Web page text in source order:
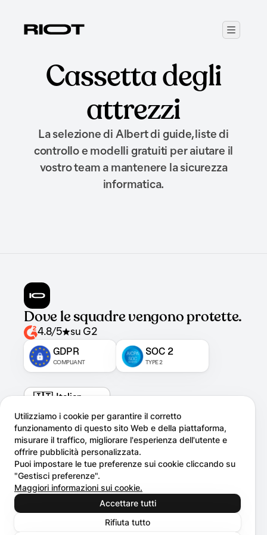
Cassetta degli
attrezzi
La selezione di Albert di guide, liste di
controllo e modelli gratuiti per aiutare il
vostro team a mantenere la sicurezza
informatica.
Dove le squadre vengono protette.
4.8/5 su G2
GDPR
COMPLIANT
SOC 2
TYPE 2
Piattaforma
Consapevolezza
Studio
Simulazione
Azienda
Su di noi
Sicurezza
Privacy Policy Cookies
Utilizziamo i cookie per garantire il corretto
funzionamento di questo sito Web e della piattaforma,
misurare il traffico, migliorare l'esperienza dell'utente e
offrire pubblicità personalizzata.
Puoi impostare le tue preferenze sui cookie cliccando su
"Gestisci preferenze".
Maggiori informazioni sui cookie.
Accettare tutti
Rifiuta tutto